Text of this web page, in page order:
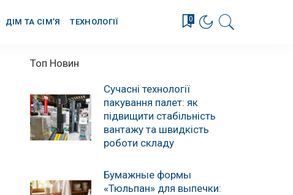
ДІМ ТА СІМ’Я ТЕХНОЛОГІЇ 0
Топ Новин
Сучасні технології
пакування палет: як
підвищити стабільність
вантажу та швидкість
роботи складу
Бумажные формы
«Тюльпан» для выпечки: